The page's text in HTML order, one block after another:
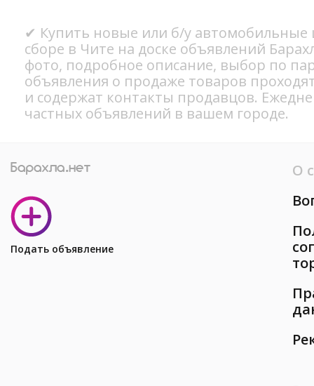
✔ Купить новые или б/у автомобильные
сборе в Чите на доске объявлений
фото, подробное описание, выбор по
объявления о продаже товаров
и содержат контакты продавцов.
частных объявлений в вашем городе.
Подать объявление
О